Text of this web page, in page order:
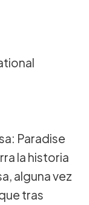
Paradise
la historia
alguna vez
tras